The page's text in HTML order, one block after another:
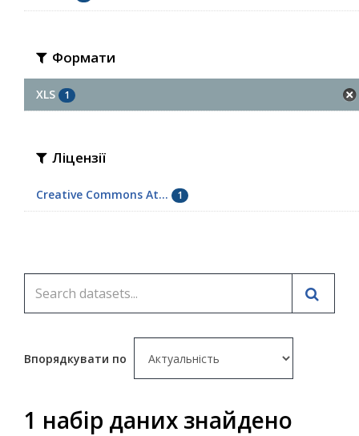
Формати
XLS 1
Ліцензії
Creative Commons At... 1
Впорядкувати по
1 набір даних знайдено